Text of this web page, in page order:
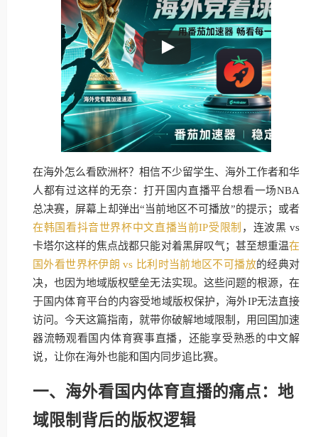
在海外怎么看欧洲杯？相信不少留学生、海外工作者和华
人都有过这样的无奈：打开国内直播平台想看一场NBA
总决赛，屏幕上却弹出“当前地区不可播放”的提示；或者
在韩国看抖音世界杯中文直播当前IP受限制 ，连波黑 vs
卡塔尔这样的焦点战都只能对着黑屏叹气；甚至想重温在
国外看世界杯伊朗 vs 比利时当前地区不可播放的经典对
决，也因为地域版权壁垒无法实现。这些问题的根源，在
于国内体育平台的内容受地域版权保护，海外IP无法直接
访问。今天这篇指南，就带你破解地域限制，用回国加速
器流畅观看国内体育赛事直播，还能享受熟悉的中文解
说，让你在海外也能和国内同步追比赛。
一、海外看国内体育直播的痛点：地
域限制背后的版权逻辑